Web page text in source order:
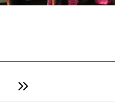
następny rok